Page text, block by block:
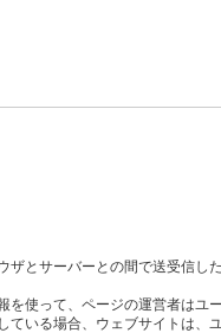
とサーバーとの間で送受信
使って、ページの運営者はユ
いる場合、ウェブサイトは、